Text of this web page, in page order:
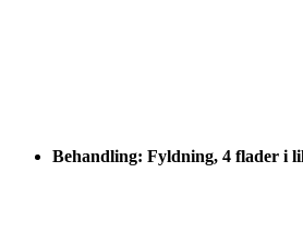
Behandling: Fyldning, 4 flader i